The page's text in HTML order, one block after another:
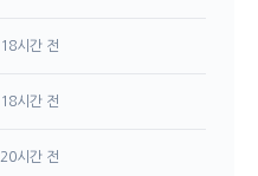
18시간 전
18시간 전
20시간 전